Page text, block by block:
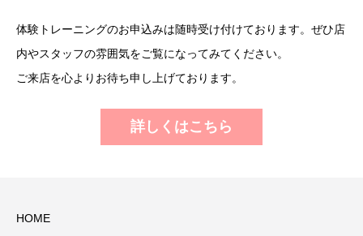
体験トレーニングのお申込みは随時受け付けております。ぜひ店
内やスタッフの雰囲気をご覧になってみてください。
ご来店を心よりお待ち申し上げております。
詳しくはこちら
HOME